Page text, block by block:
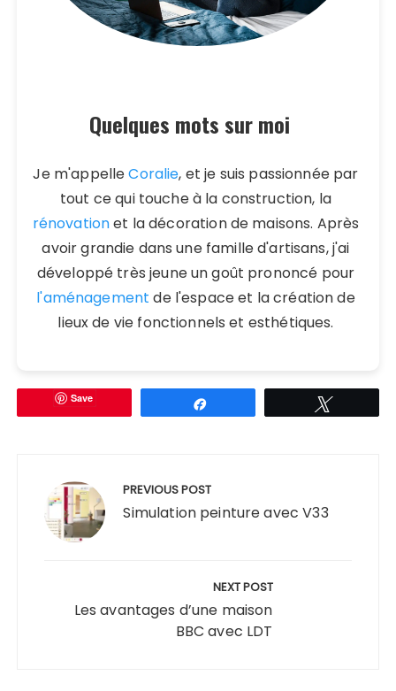
Quelques mots sur moi
Je m'appelleCoralie, et je suis passionnée par
tout ce qui touche à la construction, la
rénovationet la décoration de maisons. Après
avoir grandie dans une famille d'artisans, j'ai
développé très jeune un goût prononcé pour
l'aménagement de l'espace et la création de
lieux de vie fonctionnels et esthétiques.
Save
l’article
PREVIOUS POST
Simulation peinture avec V33
NEXT POST
Les avantages d’une maison
BBC avec LDT